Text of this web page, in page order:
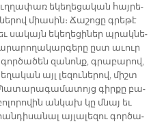
ուղ­ղա­փառ ե­կե­ղե­ցա­կան հայ­րե­
միա­սին։ Ճա­շո­ցը գրե­թէ
սա­կայն ե­կե­ղե­ցի­ներ պրակ­նե­
ա­րա­րո­ղա­կար­գե­րը ըստ ա­ւուր
զա­նոնք, գրա­բա­րով,
այլ լե­զու­նե­րով, միշտ
Պա­տա­րա­գա­մա­տոյց գիր­քը բա­
ան­կախ կը մնայ եւ
այ­լա­լե­զու գոր­ծա­